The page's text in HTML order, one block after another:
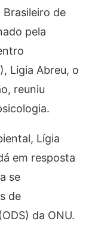
de
pela
Ligia Abreu, o
reuniu
Lígia
em resposta
se
de
da ONU.